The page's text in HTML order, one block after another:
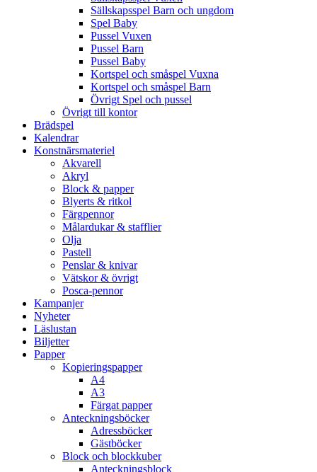
Sällskapsspel Barn och ungdom
Spel Baby
Pussel Vuxen
Pussel Barn
Pussel Baby
Kortspel och småspel Vuxna
Kortspel och småspel Barn
Övrigt Spel och pussel
Övrigt till kontor
Brädspel
Kalendrar
Konstnärsmateriel
Akvarell
Akryl
Block & papper
Blyerts & ritkol
Färgpennor
Målardukar & stafflier
Olja
Pastell
Penslar & knivar
Vätskor & övrigt
Posca-pennor
Kampanjer
Nyheter
Läslustan
Biljetter
Papper
Kopieringspapper
A4
A3
Färgat papper
Anteckningsböcker
Adressböcker
Gästböcker
Block och blockkuber
Anteckningsblock